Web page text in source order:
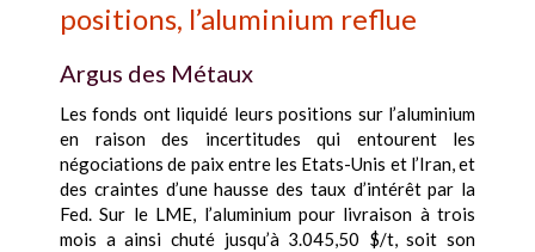
positions, l’aluminium reflue
Argus des Métaux
Les fonds ont liquidé leurs positions sur l’aluminium
en raison des incertitudes qui entourent les
négociations de paix entre les Etats-Unis et l’Iran, et
des craintes d’une hausse des taux d’intérêt par la
Fed. Sur le LME, l’aluminium pour livraison à trois
mois a ainsi chuté jusqu’à 3.045,50 $/t, soit son